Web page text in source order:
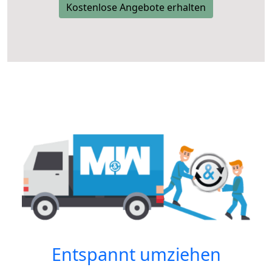
Kostenlose Angebote erhalten
Entspannt umziehen